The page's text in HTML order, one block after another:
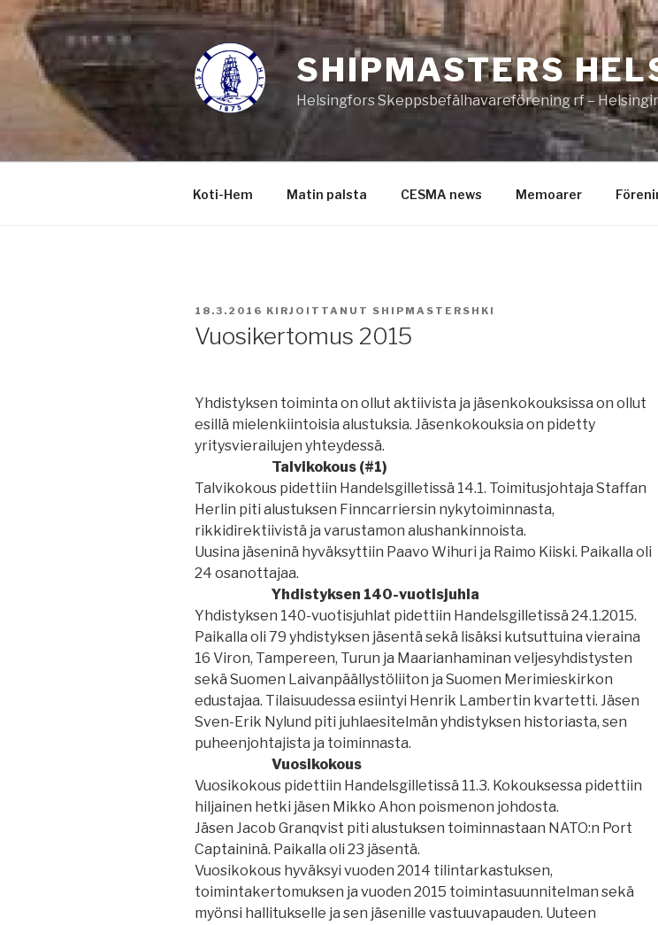
Siirry
sisältöön
SHIPMASTERS
Helsingfors Skeppsbefälhavareförening rf –
Koti-Hem Matin palsta CESMA news Memoarer
JULKAISTU
18.3.2016 KIRJOITTANUT SHIPMASTERSHKI
Vuosikertomus 2015
Yhdistyksen toiminta on ollut aktiivista ja jäsenkokouksissa on ollut
esillä mielenkiintoisia alustuksia. Jäsenkokouksia on pidetty
yritysvierailujen yhteydessä.
Talvikokous (#1)
Talvikokous pidettiin Handelsgilletissä 14.1. Toimitusjohtaja Staffan
Herlin piti alustuksen Finncarriersin nykytoiminnasta,
rikkidirektiivistä ja varustamon alushankinnoista.
Uusina jäseninä hyväksyttiin Paavo Wihuri ja Raimo Kiiski. Paikalla oli
24 osanottajaa.
Yhdistyksen 140-vuotisjuhla
Yhdistyksen 140-vuotisjuhlat pidettiin Handelsgilletissä 24.1.2015.
Paikalla oli 79 yhdistyksen jäsentä sekä lisäksi kutsuttuina vieraina
16 Viron, Tampereen, Turun ja Maarianhaminan veljesyhdistysten
sekä Suomen Laivanpäällystöliiton ja Suomen Merimieskirkon
edustajaa. Tilaisuudessa esiintyi Henrik Lambertin kvartetti. Jäsen
Sven-Erik Nylund piti juhlaesitelmän yhdistyksen historiasta, sen
puheenjohtajista ja toiminnasta.
Vuosikokous
Vuosikokous pidettiin Handelsgilletissä 11.3. Kokouksessa pidettiin
hiljainen hetki jäsen Mikko Ahon poismenon johdosta.
Jäsen Jacob Granqvist piti alustuksen toiminnastaan NATO:n Port
Captaininä. Paikalla oli 23 jäsentä.
Vuosikokous hyväksyi vuoden 2014 tilintarkastuksen,
toimintakertomuksen ja vuoden 2015 toimintasuunnitelman sekä
myönsi hallitukselle ja sen jäsenille vastuuvapauden. Uuteen